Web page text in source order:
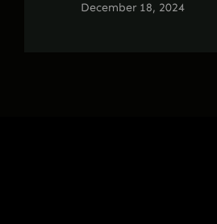
December 18, 2024